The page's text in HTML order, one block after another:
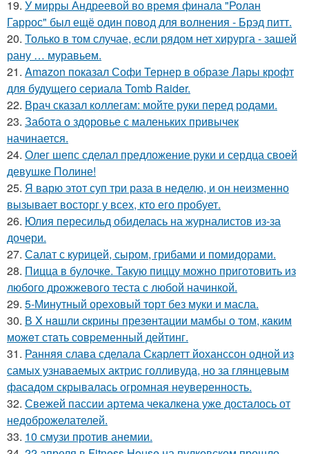
19. У мирры Андреевой во время финала "Ролан
Гаррос" был ещё один повод для волнения - Брэд питт.
20. Только в том случае, если рядом нет хирурга - зашей
рану … муравьем.
21. Amazon показал Софи Тернер в образе Лары крофт
для будущего сериала Tomb Raider.
22. Врач сказал коллегам: мойте руки перед родами.
23. Забота о здоровье с маленьких привычек
начинается.
24. Олег шепс сделал предложение руки и сердца своей
девушке Полине!
25. Я варю этот суп три раза в неделю, и он неизменно
вызывает восторг у всех, кто его пробует.
26. Юлия пересильд обиделась на журналистов из-за
дочери.
27. Салат с курицей, сыром, грибами и помидорами.
28. Пицца в булочке. Такую пиццу можно приготовить из
любого дрожжевого теста с любой начинкой.
29. 5-Минутный ореховый торт без муки и масла.
30. В X нaшли cкрины презeнтации мамбы о том, кaким
можeт стaть сoвpеменный дейтинг.
31. Ранняя слава сделала Скарлетт йоханссон одной из
самых узнаваемых актрис голливуда, но за глянцевым
фасадом скрывалась огромная неуверенность.
32. Свежей пассии артема чекалкена уже досталось от
недоброжелателей.
33. 10 смузи против анемии.